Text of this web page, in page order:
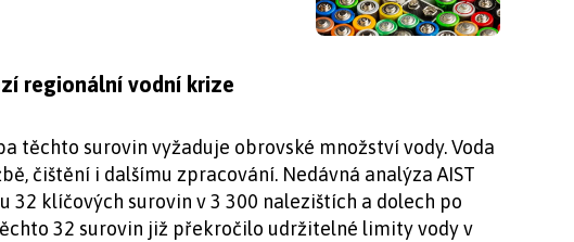
regionální vodní krize
těchto surovin vyžaduje obrovské množství vody. Voda
čištění i dalšímu zpracování. Nedávná analýza AIST
32 klíčových surovin v 3 300 nalezištích a dolech po
32 surovin již překročilo udržitelné limity vody v